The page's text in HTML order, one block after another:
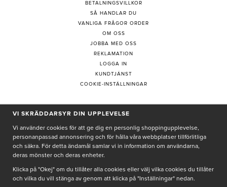
BETALNINGSVILLKOR
SÅ HANDLAR DU
VANLIGA FRÅGOR ORDER
OM OSS
JOBBA MED OSS
REKLAMATION
LOGGA IN
KUNDTJÄNST
COOKIE-INSTÄLLNINGAR
PRENUMERERA PÅ NYHETSBREV
Genom att ge min e-post, accepterar jag Seth och Sallyintegritetspolicy
De uppgifter du matar in kommer endast användas till våra nyhetsbrev.
VI SKRÄDDARSYR DIN UPPLEVELSE
Vi använder cookies för att ge dig en personlig shoppingupplevelse,
personanpassad annonsering och för hålla våra webbplatser tillförlitliga
och säkra. För detta ändamål samlar vi in information om användarna,
deras mönster och deras enheter.
Klicka på "Okej" om du tillåter alla cookies eller välj vilka cookies du tillåter
och vilka du vill stänga av genom att klicka på "Inställningar" nedan.